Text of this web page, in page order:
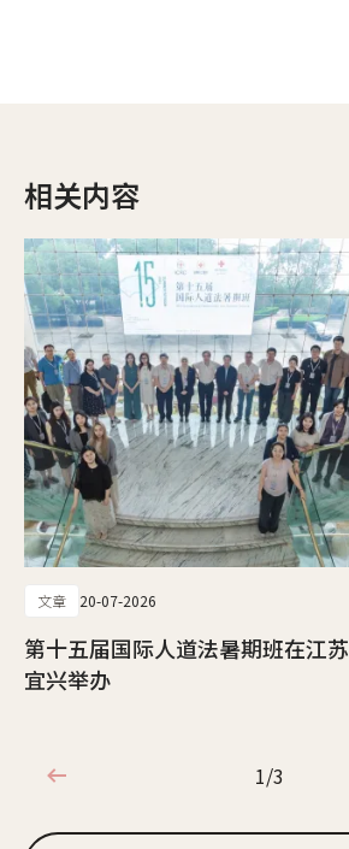
相关内容
文章 20-07-2026
第十五届国际人道法暑期班在江苏
宜兴举办
1/3
1/3